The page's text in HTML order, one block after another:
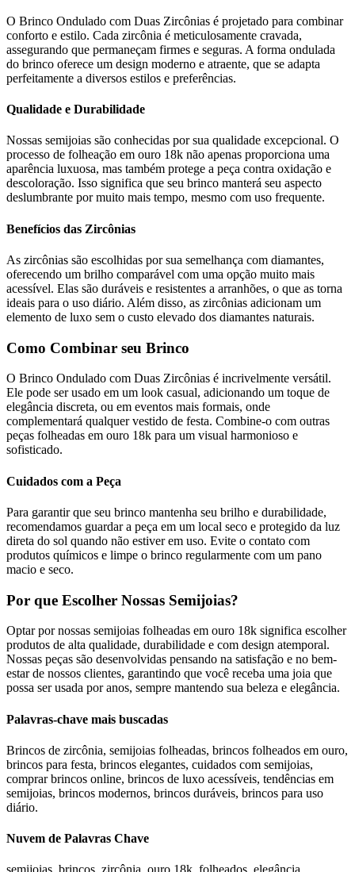
O Brinco Ondulado com Duas Zircônias é projetado para combinar
conforto e estilo. Cada zircônia é meticulosamente cravada,
assegurando que permaneçam firmes e seguras. A forma ondulada
do brinco oferece um design moderno e atraente, que se adapta
perfeitamente a diversos estilos e preferências.
Qualidade e Durabilidade
Nossas semijoias são conhecidas por sua qualidade excepcional. O
processo de folheação em ouro 18k não apenas proporciona uma
aparência luxuosa, mas também protege a peça contra oxidação e
descoloração. Isso significa que seu brinco manterá seu aspecto
deslumbrante por muito mais tempo, mesmo com uso frequente.
Benefícios das Zircônias
As zircônias são escolhidas por sua semelhança com diamantes,
oferecendo um brilho comparável com uma opção muito mais
acessível. Elas são duráveis e resistentes a arranhões, o que as torna
ideais para o uso diário. Além disso, as zircônias adicionam um
elemento de luxo sem o custo elevado dos diamantes naturais.
Como Combinar seu Brinco
O Brinco Ondulado com Duas Zircônias é incrivelmente versátil.
Ele pode ser usado em um look casual, adicionando um toque de
elegância discreta, ou em eventos mais formais, onde
complementará qualquer vestido de festa. Combine-o com outras
peças folheadas em ouro 18k para um visual harmonioso e
sofisticado.
Cuidados com a Peça
Para garantir que seu brinco mantenha seu brilho e durabilidade,
recomendamos guardar a peça em um local seco e protegido da luz
direta do sol quando não estiver em uso. Evite o contato com
produtos químicos e limpe o brinco regularmente com um pano
macio e seco.
Por que Escolher Nossas Semijoias?
Optar por nossas semijoias folheadas em ouro 18k significa escolher
produtos de alta qualidade, durabilidade e com design atemporal.
Nossas peças são desenvolvidas pensando na satisfação e no bem-
estar de nossos clientes, garantindo que você receba uma joia que
possa ser usada por anos, sempre mantendo sua beleza e elegância.
Palavras-chave mais buscadas
Brincos de zircônia, semijoias folheadas, brincos folheados em ouro,
brincos para festa, brincos elegantes, cuidados com semijoias,
comprar brincos online, brincos de luxo acessíveis, tendências em
semijoias, brincos modernos, brincos duráveis, brincos para uso
diário.
Nuvem de Palavras Chave